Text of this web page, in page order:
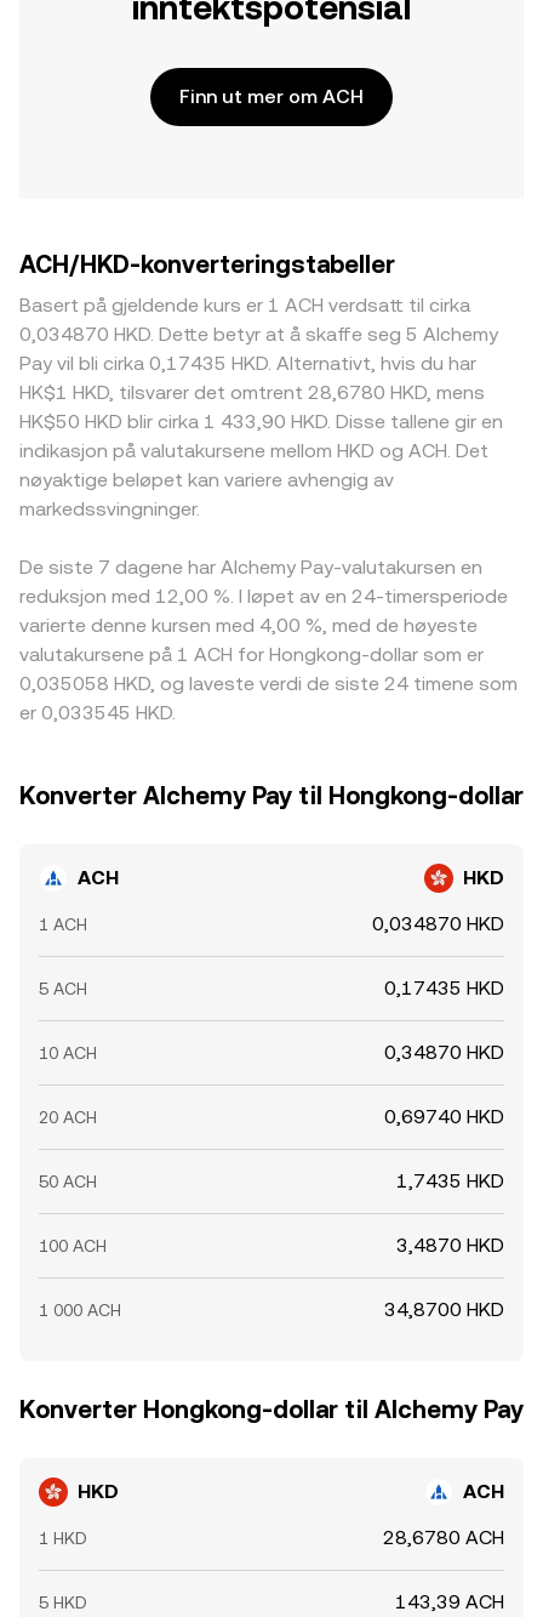
Finn ut mer om ACH
ACH/HKD-konverteringstabeller
Basert på gjeldende kurs er 1 ACH verdsatt til cirka
0,034870 HKD. Dette betyr at å skaffe seg 5 Alchemy
Pay vil bli cirka 0,17435 HKD. Alternativt, hvis du har
HK$1 HKD, tilsvarer det omtrent 28,6780 HKD, mens
HK$50 HKD blir cirka 1 433,90 HKD. Disse tallene gir en
indikasjon på valutakursene mellom HKD og ACH. Det
nøyaktige beløpet kan variere avhengig av
markedssvingninger.
De siste 7 dagene har Alchemy Pay-valutakursen en
reduksjon med 12,00 %. I løpet av en 24-timersperiode
varierte denne kursen med 4,00 %, med de høyeste
valutakursene på 1 ACH for Hongkong-dollar som er
0,035058 HKD, og laveste verdi de siste 24 timene som
er 0,033545 HKD.
Konverter Alchemy Pay til Hongkong-dollar
ACH HKD
1 ACH 0,034870 HKD
5 ACH 0,17435 HKD
10 ACH 0,34870 HKD
20 ACH 0,69740 HKD
50 ACH 1,7435 HKD
100 ACH 3,4870 HKD
1 000 ACH 34,8700 HKD
Konverter Hongkong-dollar til Alchemy Pay
HKD ACH
1 HKD 28,6780 ACH
5 HKD 143,39 ACH